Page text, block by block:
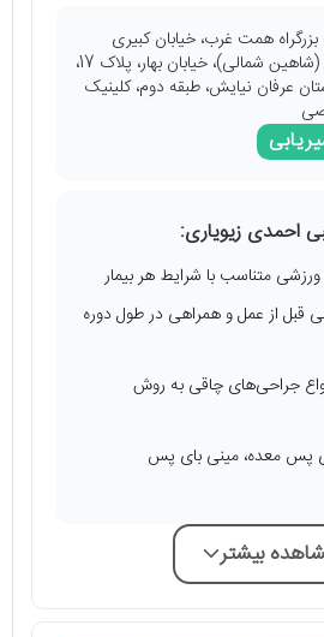
بزرگراه همت غرب، خیابان کبیری
طائمه (شاهین شمالی)، خیابان بهار، پلاک 17،
عرفان نیایش، طبقه دوم، کلینیک
احمدی زیویاری:
ورزشی متناسب با شرایط هر بیمار
از عمل و همراهی در طول دوره
جراحی‌های چاقی به روش
پس معده، مینی بای پس
بیشتر